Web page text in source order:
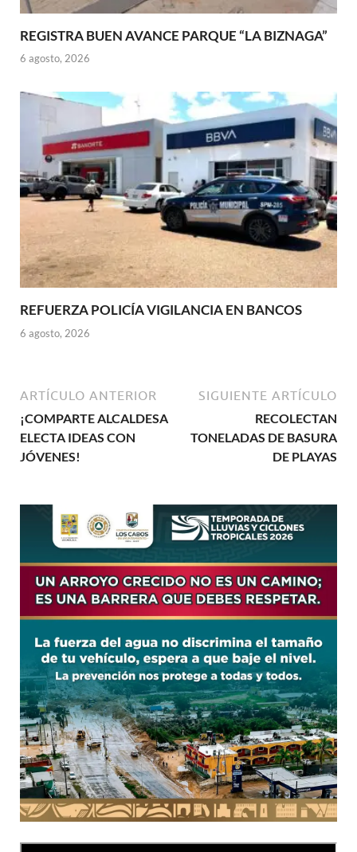
REGISTRA BUEN AVANCE PARQUE “LA BIZNAGA”
6 agosto, 2026
REFUERZA POLICÍA VIGILANCIA EN BANCOS
6 agosto, 2026
ARTÍCULO ANTERIOR
¡COMPARTE ALCALDESA
ELECTA IDEAS CON
JÓVENES!
SIGUIENTE ARTÍCULO
RECOLECTAN
TONELADAS DE BASURA
DE PLAYAS